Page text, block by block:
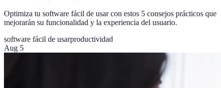
Optimiza tu software fácil de usar con estos 5 consejos prácticos que
mejorarán su funcionalidad y la experiencia del usuario.
software fácil de usarproductividad
Aug 5